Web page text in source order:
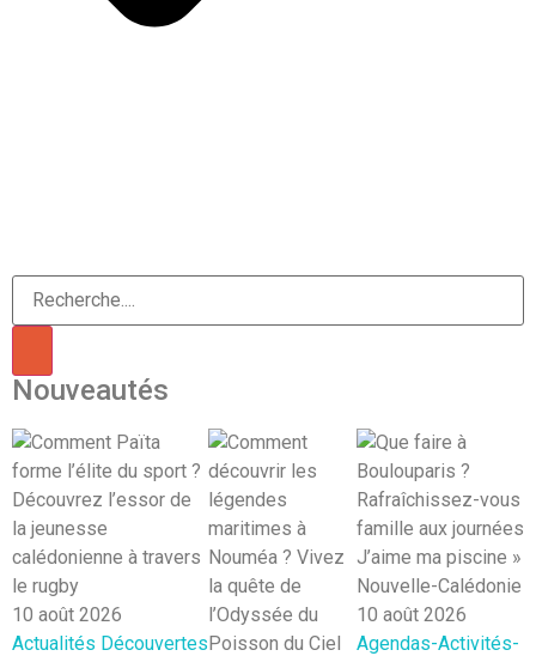
Nouveautés
10 août 2026
Actualités Découvertes
10 août 2026
Agendas-Activités-